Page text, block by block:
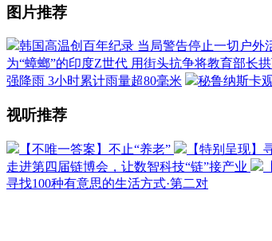
图片推荐
韩国高温创百年纪录 当局警告停止一切户外
为“蟑螂”的印度Z世代 用街头抗争将教育部长
强降雨 3小时累计雨量超80毫米
秘鲁纳斯卡
视听推荐
【不唯一答案】不止“养老” 【特别呈现】
走进第四届链博会，让数智科技“链”接产业
寻找100种有意思的生活方式·第二对